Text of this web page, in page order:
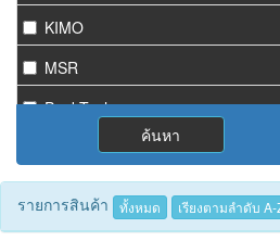
KIMO
MSR
PeakTech
Starmeter
Tecnimed
Woods
ค้นหา
รายการสินค้า ทั้งหมด เรียงตามลำดับ A-